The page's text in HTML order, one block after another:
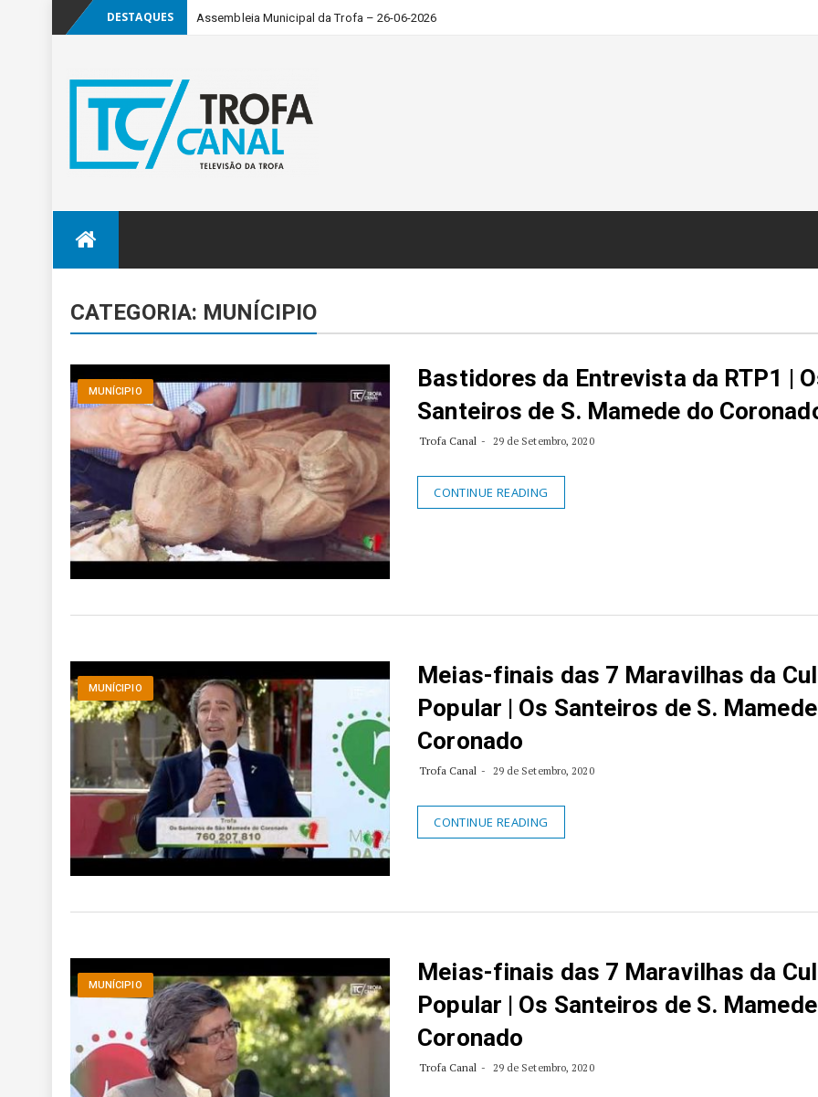
DESTAQUES Assembleia Municipal da Trofa – 26-06-2026
CATEGORIA: MUNÍCIPIO
MUNÍCIPIO
Bastidores da Entrevista da RTP1 |
Santeiros de S. Mamede do
Trofa Canal 29 de Setembro, 2020
CONTINUE READING
MUNÍCIPIO
Meias-finais das 7 Maravilhas da
Popular | Os Santeiros de S.
Coronado
Trofa Canal 29 de Setembro, 2020
CONTINUE READING
MUNÍCIPIO
Meias-finais das 7 Maravilhas da
Popular | Os Santeiros de S.
Coronado
Trofa Canal 29 de Setembro, 2020